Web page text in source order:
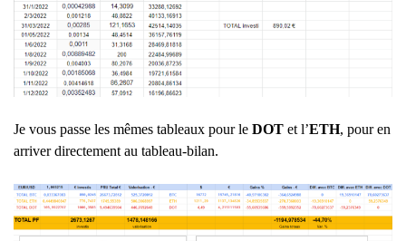
Je vous passe les mêmes tableaux pour le DOT et l’ETH, pour en
arriver directement au tableau-bilan.